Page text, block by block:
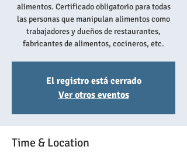
alimentos. Certificado obligatorio para todas
las personas que manipulan alimentos como
trabajadores y dueños de restaurantes,
fabricantes de alimentos, cocineros, etc.
El registro está cerrado
Ver otros eventos
Time & Location